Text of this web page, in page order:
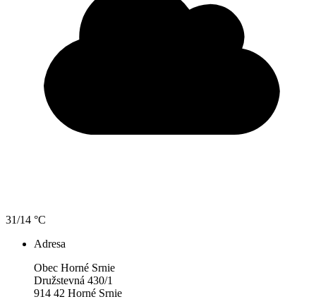
31/14 °C
Adresa
Obec Horné Srnie
Družstevná 430/1
914 42 Horné Srnie